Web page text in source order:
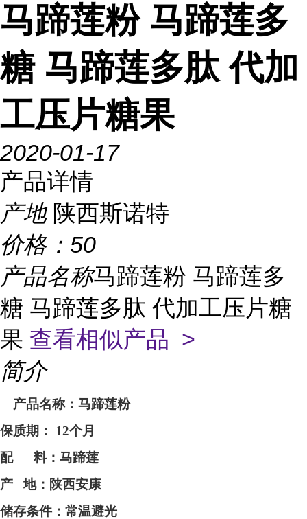
马蹄莲粉 马蹄莲多
糖 马蹄莲多肽 代加
工压片糖果
2020-01-17
产品详情
产地 陕西斯诺特
价格： 50
产品名称马蹄莲粉 马蹄莲多
糖 马蹄莲多肽 代加工压片糖
果 查看相似产品 >
简介
产品名称： 马蹄莲粉
保质期：
12个月
配料： 马蹄莲
产 地： 陕西安康
储存条件：常温避光